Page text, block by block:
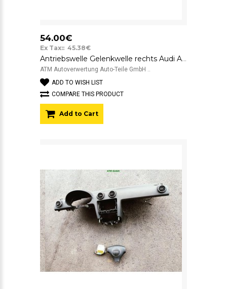
54.00€
Ex Tax:: 45.38€
Antriebswelle Gelenkwelle rechts Audi A3 8P Beifahrerseite 1K0407272LF
ATM Autoverwertung Auto-Teile GmbH ..
ADD TO WISH LIST
COMPARE THIS PRODUCT
Add to Cart